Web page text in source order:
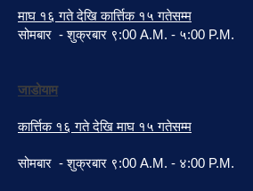
माघ १६ गते देखि कार्त्तिक १५ गतेसम्म
सोमबार - शुक्रबार ९:00 A.M. - ५:00 P.M.
जाडोयाम
कार्त्तिक १६ गते देखि माघ १५ गतेसम्म
सोमबार - शुक्रबार ९:00 A.M. - ४:00 P.M.